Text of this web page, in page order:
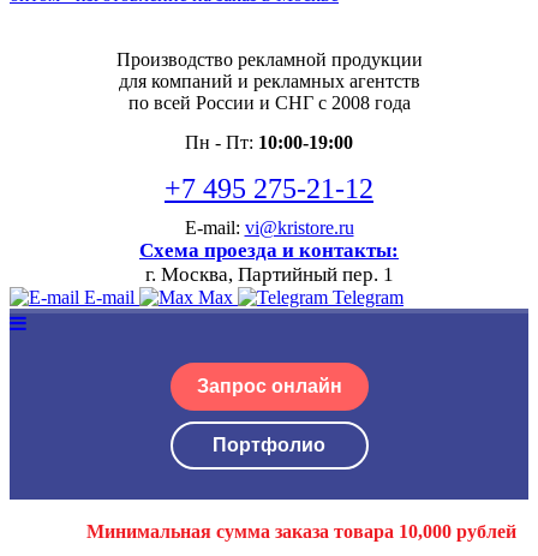
Производство рекламной продукции
для компаний и рекламных агентств
по всей России и СНГ с 2008 года
Пн - Пт: 10:00-19:00
+7 495 275-21-12
E-mail: vi@kristore.ru
Схема проезда и контакты:
г. Москва, Партийный пер. 1
E-mail Max Telegram
Запрос онлайн
Портфолио
Минимальная сумма заказа товара 10,000 рублей